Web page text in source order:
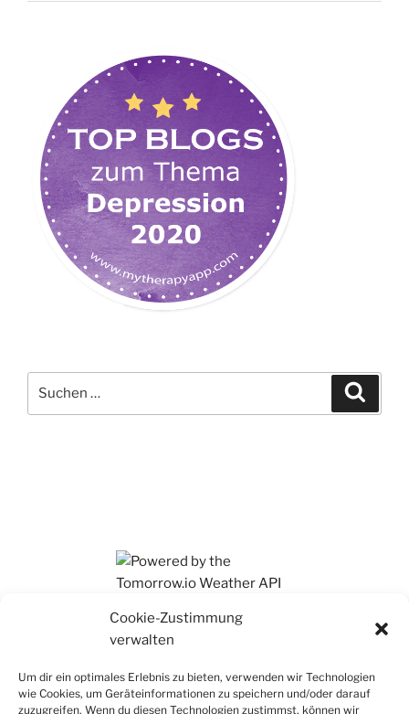
Cookie-Zustimmung
verwalten
Um dir ein optimales Erlebnis zu bieten, verwenden wir Technologien
wie Cookies, um Geräteinformationen zu speichern und/oder darauf
zuzugreifen. Wenn du diesen Technologien zustimmst, können wir
nach: